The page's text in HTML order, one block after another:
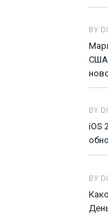
BY
США
BY
iOS
BY